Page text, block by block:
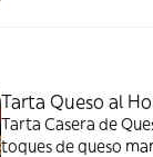
Tarta Queso al
Tarta Casera de
toques de queso